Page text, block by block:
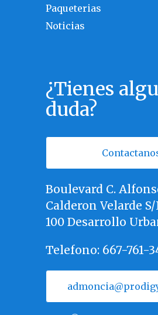
Paqueterias
Noticias
¿Tienes
duda?
Boulevard C.
Calderon Velarde
100 Desarrollo
Telefono: 667-761-